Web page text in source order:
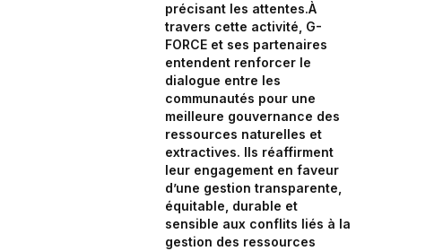
précisant les attentes.À
travers cette activité, G-
FORCE et ses partenaires
entendent renforcer le
dialogue entre les
communautés pour une
meilleure gouvernance des
ressources naturelles et
extractives. Ils réaffirment
leur engagement en faveur
d’une gestion transparente,
équitable, durable et
sensible aux conflits liés à la
gestion des ressources